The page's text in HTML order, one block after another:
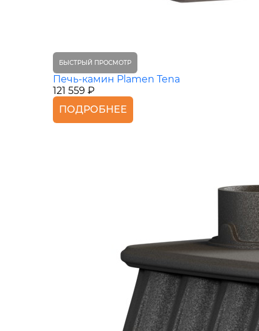
БЫСТРЫЙ ПРОСМОТР
Печь-камин Plamen Tena
121 559 ₽
ПОДРОБНЕЕ